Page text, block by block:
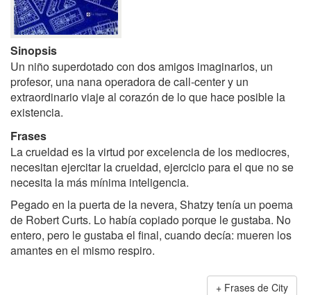
Sinopsis
Un niño superdotado con dos amigos imaginarios, un
profesor, una nana operadora de call-center y un
extraordinario viaje al corazón de lo que hace posible la
existencia.
Frases
La crueldad es la virtud por excelencia de los mediocres,
necesitan ejercitar la crueldad, ejercicio para el que no se
necesita la más mínima inteligencia.
Pegado en la puerta de la nevera, Shatzy tenía un poema
de Robert Curts. Lo había copiado porque le gustaba. No
entero, pero le gustaba el final, cuando decía: mueren los
amantes en el mismo respiro.
Frases de City